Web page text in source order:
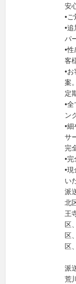
安
•
•
パ
•
客
•
案。
定
•
ン
•
サ
完
•
•
い
派
北
王
区
区
区
派
荒